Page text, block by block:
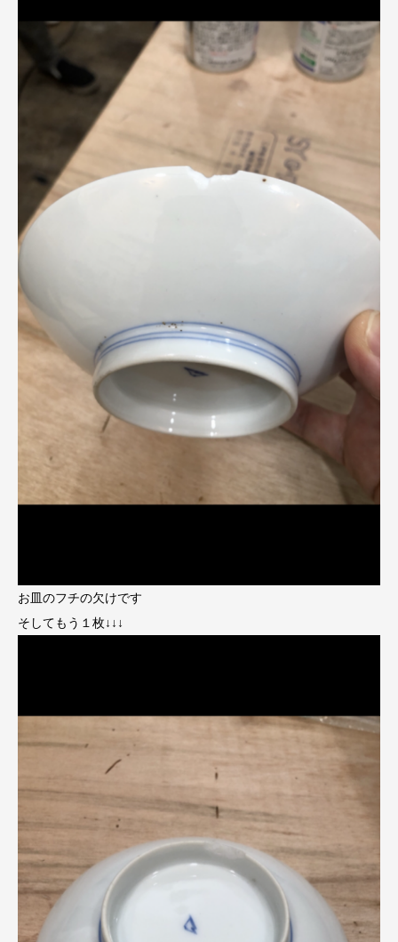
お皿のフチの欠けです
そしてもう１枚↓↓↓